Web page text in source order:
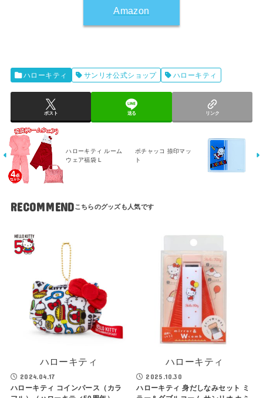
Amazon
ハローキティ サンリオ公式ショップ ハローキティ
ポスト 送る リンク
ハローキティ ルーム
ウェア福袋 L
ポチャッコ 捺印マッ
ト
RECOMMEND
ハローキティ
2024.04.17
ハローキティ コインパース（カラ
ハローキティ
2025.10.30
ハローキティ 身だしなみセット ミ